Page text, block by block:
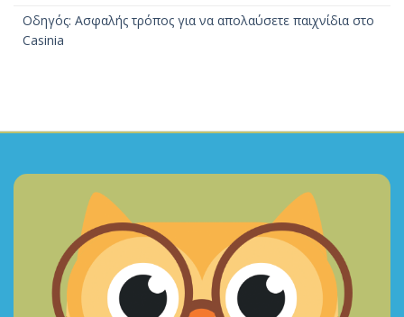
Οδηγός: Ασφαλής τρόπος για να απολαύσετε παιχνίδια στο
Casinia